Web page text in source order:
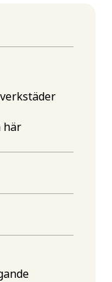
här